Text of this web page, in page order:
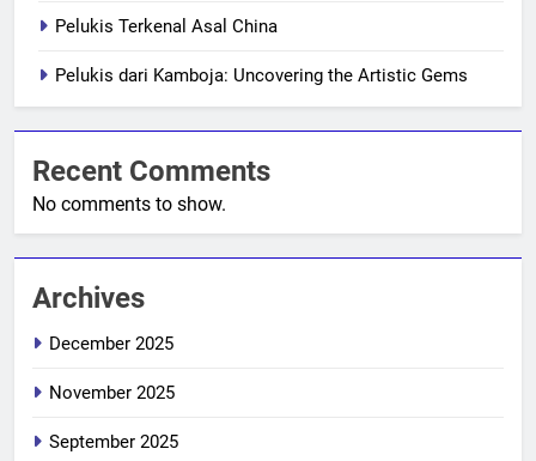
Pelukis Terkenal Asal China
Pelukis dari Kamboja: Uncovering the Artistic Gems
Recent Comments
No comments to show.
Archives
December 2025
November 2025
September 2025